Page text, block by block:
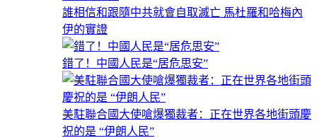
誰相信和跟隨中共就會自取滅亡 馬杜羅和哈梅內
伊的實證
錯了！中國人民是“居危思安”
美駐聯合國大使嗆爆獨裁者：正在世界各地街頭慶
祝的是 “伊朗人民”